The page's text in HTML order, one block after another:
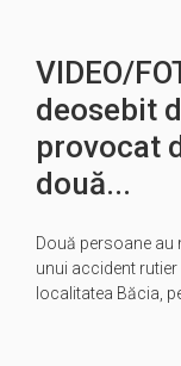
VIDEO/
deosebit
provocat
două...
Două persoane au
unui accident
localitatea Băcia,